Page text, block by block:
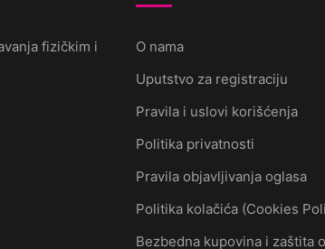
fizičkim i
O nama
Uputstvo za registraciju
Pravila i uslovi korišćenja
Politika privatnosti
Pravila objavljivanja oglasa
Politika kolačića (Cookies
Bezbedna kupovina i zaštita